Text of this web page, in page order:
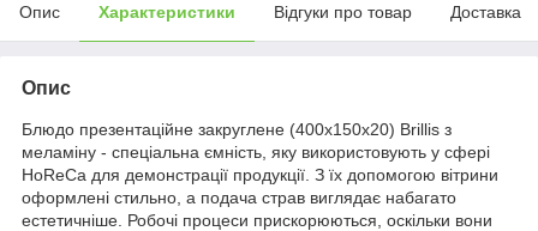
Опис Характеристики Відгуки про товар Доставка
Опис
Блюдо презентаційне закруглене (400х150х20) Brillis з
меламіну - спеціальна ємність, яку використовують у сфері
HoReCa для демонстрації продукції. З їх допомогою вітрини
оформлені стильно, а подача страв виглядає набагато
естетичніше. Робочі процеси прискорюються, оскільки вони